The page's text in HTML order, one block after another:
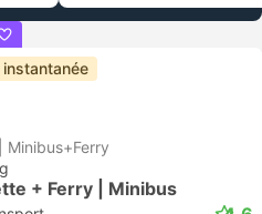
Minibus+Ferry
+ Ferry | Minibus